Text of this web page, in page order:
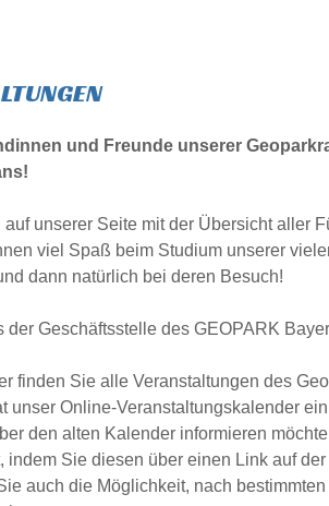
und Freunde unserer
unserer Seite mit der Übersicht aller
viel Spaß beim Studium unserer
dann natürlich bei deren Besuch!
der Geschäftsstelle des GEOPARK
finden Sie alle Veranstaltungen des
unser Online-Veranstaltungskalender
den alten Kalender informieren
indem Sie diesen über einen Link auf
auch die Möglichkeit, nach